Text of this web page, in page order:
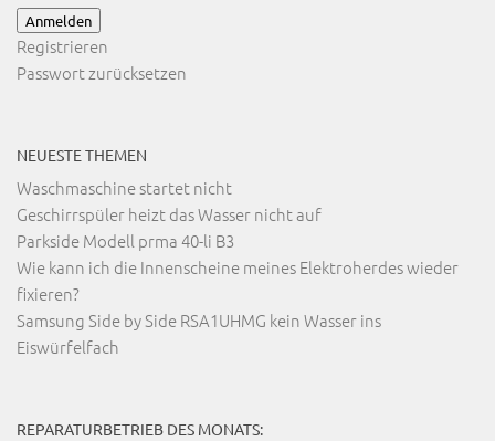
Anmelden
Registrieren
Passwort zurücksetzen
NEUESTE THEMEN
Waschmaschine startet nicht
Geschirrspüler heizt das Wasser nicht auf
Parkside Modell prma 40-li B3
Wie kann ich die Innenscheine meines Elektroherdes wieder
fixieren?
Samsung Side by Side RSA1UHMG kein Wasser ins
Eiswürfelfach
REPARATURBETRIEB DES MONATS: